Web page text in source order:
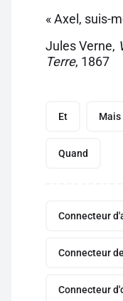
« Axel, suis-
Jules Verne,
Terre, 1867
Et Mais
Quand
Connecteur
Connecteur
Connecteur